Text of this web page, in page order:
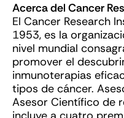
Acerca del Cancer
El Cancer Research
1953, es la
nivel mundial
promover el
inmunoterapias
tipos de cáncer.
Asesor Científico de